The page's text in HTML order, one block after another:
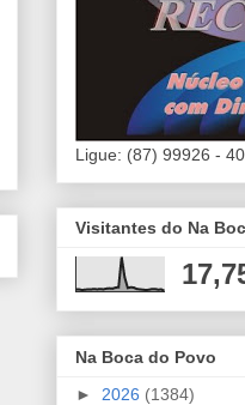
Ligue: (87) 99926 -
Visitantes do Na
Na Boca do Povo
► 2026 (1384)